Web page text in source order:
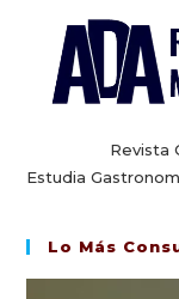
Revista
Estudia
Lo Más